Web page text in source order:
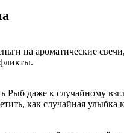
на ароматические
даже к случайному
как случайная